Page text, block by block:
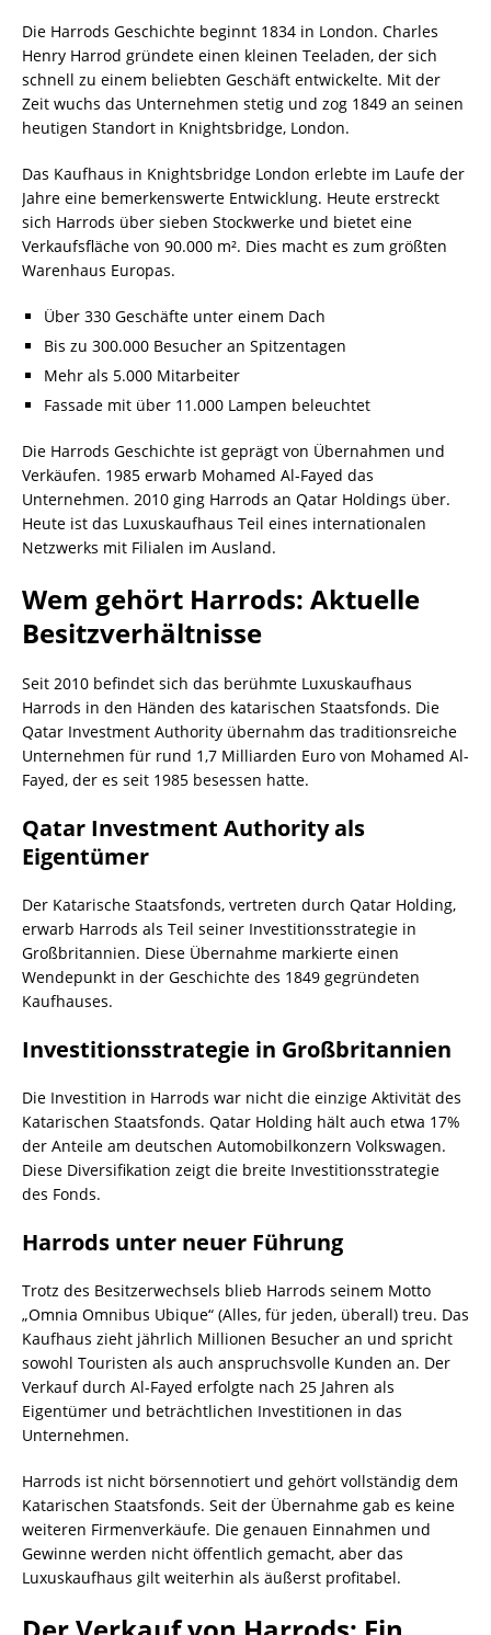
Die Harrods Geschichte beginnt 1834 in London. Charles
Henry Harrod gründete einen kleinen Teeladen, der sich
schnell zu einem beliebten Geschäft entwickelte. Mit der
Zeit wuchs das Unternehmen stetig und zog 1849 an seinen
heutigen Standort in Knightsbridge, London.
Das Kaufhaus in Knightsbridge London erlebte im Laufe der
Jahre eine bemerkenswerte Entwicklung. Heute erstreckt
sich Harrods über sieben Stockwerke und bietet eine
Verkaufsfläche von 90.000 m². Dies macht es zum größten
Warenhaus Europas.
Über 330 Geschäfte unter einem Dach
Bis zu 300.000 Besucher an Spitzentagen
Mehr als 5.000 Mitarbeiter
Fassade mit über 11.000 Lampen beleuchtet
Die Harrods Geschichte ist geprägt von Übernahmen und
Verkäufen. 1985 erwarb Mohamed Al-Fayed das
Unternehmen. 2010 ging Harrods an Qatar Holdings über.
Heute ist das Luxuskaufhaus Teil eines internationalen
Netzwerks mit Filialen im Ausland.
Wem gehört Harrods: Aktuelle
Besitzverhältnisse
Seit 2010 befindet sich das berühmte Luxuskaufhaus
Harrods in den Händen des katarischen Staatsfonds. Die
Qatar Investment Authority übernahm das traditionsreiche
Unternehmen für rund 1,7 Milliarden Euro von Mohamed Al-
Fayed, der es seit 1985 besessen hatte.
Qatar Investment Authority als
Eigentümer
Der Katarische Staatsfonds, vertreten durch Qatar Holding,
erwarb Harrods als Teil seiner Investitionsstrategie in
Großbritannien. Diese Übernahme markierte einen
Wendepunkt in der Geschichte des 1849 gegründeten
Kaufhauses.
Investitionsstrategie in Großbritannien
Die Investition in Harrods war nicht die einzige Aktivität des
Katarischen Staatsfonds. Qatar Holding hält auch etwa 17%
der Anteile am deutschen Automobilkonzern Volkswagen.
Diese Diversifikation zeigt die breite Investitionsstrategie
des Fonds.
Harrods unter neuer Führung
Trotz des Besitzerwechsels blieb Harrods seinem Motto
„Omnia Omnibus Ubique“ (Alles, für jeden, überall) treu. Das
Kaufhaus zieht jährlich Millionen Besucher an und spricht
sowohl Touristen als auch anspruchsvolle Kunden an. Der
Verkauf durch Al-Fayed erfolgte nach 25 Jahren als
Eigentümer und beträchtlichen Investitionen in das
Unternehmen.
Harrods ist nicht börsennotiert und gehört vollständig dem
Katarischen Staatsfonds. Seit der Übernahme gab es keine
weiteren Firmenverkäufe. Die genauen Einnahmen und
Gewinne werden nicht öffentlich gemacht, aber das
Luxuskaufhaus gilt weiterhin als äußerst profitabel.